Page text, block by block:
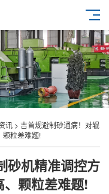
讯 > 吉首规避制砂通病！对辊
颗粒差难题!
砂机精准调控方
颗粒差难题!